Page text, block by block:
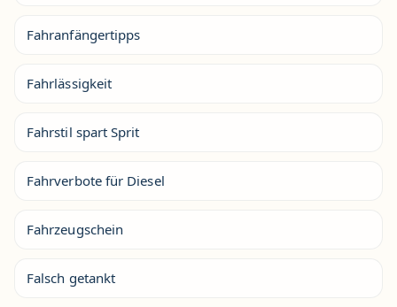
Fahranfängertipps
Fahrlässigkeit
Fahrstil spart Sprit
Fahrverbote für Diesel
Fahrzeugschein
Falsch getankt